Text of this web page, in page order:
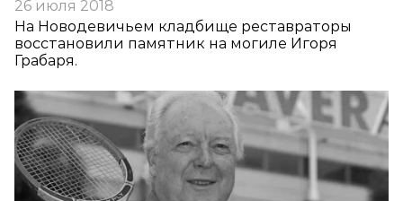
26 июля 2018
На Новодевичьем кладбище реставраторы
восстановили памятник на могиле Игоря
Грабаря.